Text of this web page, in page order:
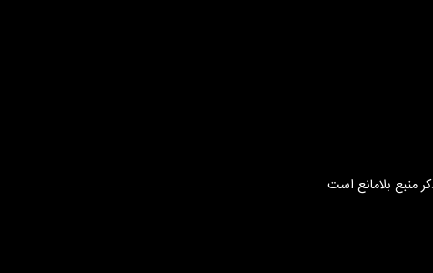
منبع بلامانع است